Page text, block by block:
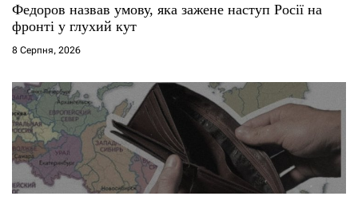
Федоров назвав умову, яка зажене наступ Росії на
фронті у глухий кут
8 Серпня, 2026